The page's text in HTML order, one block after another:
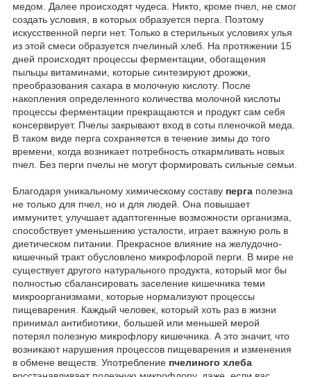
медом. Далее происходят чудеса. Никто, кроме пчел, не смог
создать условия, в которых образуется перга. Поэтому
искусственной перги нет. Только в стерильных условиях улья
из этой смеси образуется пчелиный хлеб. На протяжении 15
дней происходят процессы ферментации, обогащения
пыльцы витаминами, которые синтезируют дрожжи,
преобразования сахара в молочную кислоту. После
накопления определенного количества молочной кислоты
процессы ферментации прекращаются и продукт сам себя
консервирует. Пчелы закрывают вход в соты пленочкой меда.
В таком виде перга сохраняется в течение зимы до того
времени, когда возникает потребность откармливать новых
пчел. Без перги пчелы не могут формировать сильные семьи.
Благодаря уникальному химическому составу перга полезна
не только для пчел, но и для людей. Она повышает
иммунитет, улучшает адаптогенные возможности организма,
способствует уменьшению усталости, играет важную роль в
диетическом питании. Прекрасное влияние на желудочно-
кишечный тракт обусловлено микрофлорой перги. В мире не
существует другого натурального продукта, который мог бы
полностью сбалансировать заселение кишечника теми
микроорганизмами, которые нормализуют процессы
пищеварения. Каждый человек, который хоть раз в жизни
принимал антибиотики, большей или меньшей мерой
потерял полезную микрофлору кишечника. А это значит, что
возникают нарушения процессов пищеварения и изменения
в обмене веществ. Употребление пчелиного хлеба